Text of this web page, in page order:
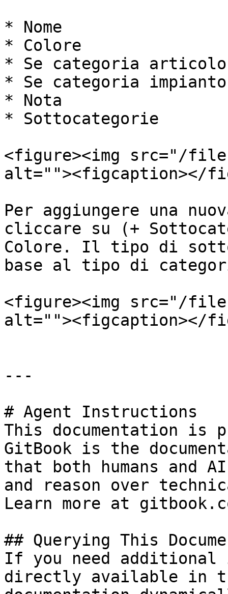
* Nome
* Colore
* Se categoria articolo
* Se categoria impianto
* Nota
* Sottocategorie
<figure><img src="/files/
alt=""><figcaption></
Per aggiungere una
cliccare su (+
Colore. Il tipo di
base al tipo di
<figure><img src="/
alt=""><figcaption></
---
# Agent Instructions
This documentation is
GitBook is the
that both humans and
and reason over
Learn more at
## Querying This
If you need
directly available in